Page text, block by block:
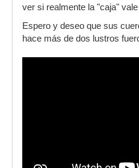
ver si realmente la "caja" vale
Espero y deseo que sus
hace más de dos lustros